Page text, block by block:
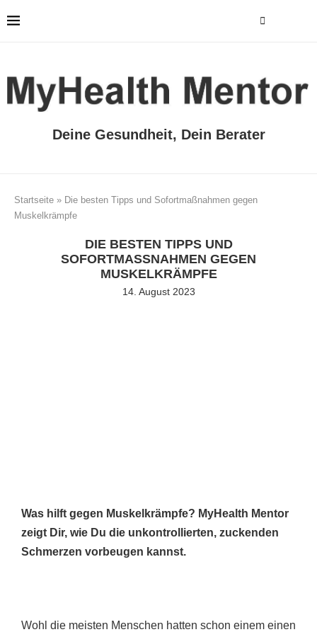
Deine Gesundheit, Dein Berater
Startseite » Die besten Tipps und Sofortmaßnahmen gegen
Muskelkrämpfe
DIE BESTEN TIPPS UND
SOFORTMASSNAHMEN GEGEN M
USKELKRÄMPFE
14. August 2023
Was hilft gegen Muskelkrämpfe? MyHealth Mentor
zeigt Dir, wie Du die unkontrollierten, zuckenden
Schmerzen vorbeugen kannst.
Wohl die meisten Menschen hatten schon einem einen